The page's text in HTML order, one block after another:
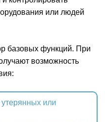
или людей
базовых функций. При
возможность
или